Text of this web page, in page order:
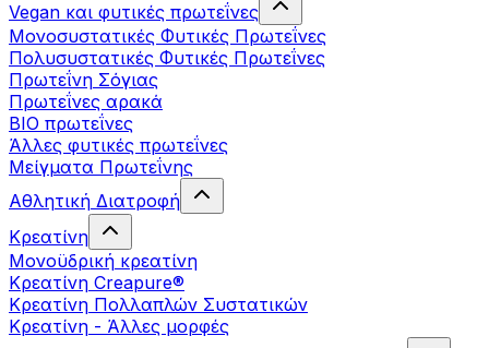
Vegan και φυτικές πρωτεΐνες
Μονοσυστατικές Φυτικές Πρωτεΐνες
Πολυσυστατικές Φυτικές Πρωτεΐνες
Πρωτεΐνη Σόγιας
Πρωτεΐνες αρακά
ΒIO πρωτεΐνες
Άλλες φυτικές πρωτεΐνες
Μείγματα Πρωτεΐνης
Αθλητική Διατροφή
Κρεατίνη
Μονοϋδρική κρεατίνη
Κρεατίνη Creapure®
Κρεατίνη Πολλαπλών Συστατικών
Κρεατίνη - Άλλες μορφές